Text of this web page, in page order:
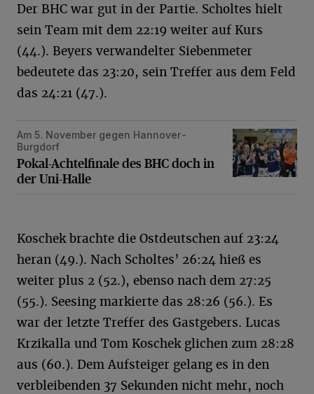
Der BHC war gut in der Partie. Scholtes hielt
sein Team mit dem 22:19 weiter auf Kurs
(44.). Beyers verwandelter Siebenmeter
bedeutete das 23:20, sein Treffer aus dem Feld
das 24:21 (47.).
Pokal-Achtelfinale des BHC doch in der Uni-Halle
Am 5. November gegen Hannover-
Burgdorf
Pokal-Achtelfinale des BHC doch in
der Uni-Halle
Koschek brachte die Ostdeutschen auf 23:24
heran (49.). Nach Scholtes’ 26:24 hieß es
weiter plus 2 (52.), ebenso nach dem 27:25
(55.). Seesing markierte das 28:26 (56.). Es
war der letzte Treffer des Gastgebers. Lucas
Krzikalla und Tom Koschek glichen zum 28:28
aus (60.). Dem Aufsteiger gelang es in den
verbleibenden 37 Sekunden nicht mehr, noch